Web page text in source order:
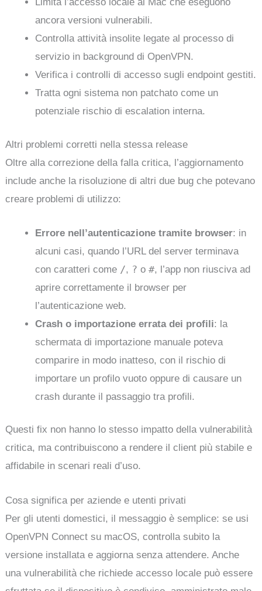
ancora versioni vulnerabili.
Controlla attività insolite legate al processo di
servizio in background di OpenVPN.
Verifica i controlli di accesso sugli endpoint gestiti.
Tratta ogni sistema non patchato come un
potenziale rischio di escalation interna.
Altri problemi corretti nella stessa release
Oltre alla correzione della falla critica, l’aggiornamento
include anche la risoluzione di altri due bug che potevano
creare problemi di utilizzo:
Errore nell’autenticazione tramite browser: in
alcuni casi, quando l’URL del server terminava
con caratteri come /, ? o#, l’app non riusciva ad
aprire correttamente il browser per
l’autenticazione web.
Crash o importazione errata dei profili: la
schermata di importazione manuale poteva
comparire in modo inatteso, con il rischio di
importare un profilo vuoto oppure di causare un
crash durante il passaggio tra profili.
Questi fix non hanno lo stesso impatto della vulnerabilità
critica, ma contribuiscono a rendere il client più stabile e
affidabile in scenari reali d’uso.
Cosa significa per aziende e utenti privati
Per gli utenti domestici, il messaggio è semplice: se usi
OpenVPN Connect su macOS, controlla subito la
versione installata e aggiorna senza attendere. Anche
una vulnerabilità che richiede accesso locale può essere